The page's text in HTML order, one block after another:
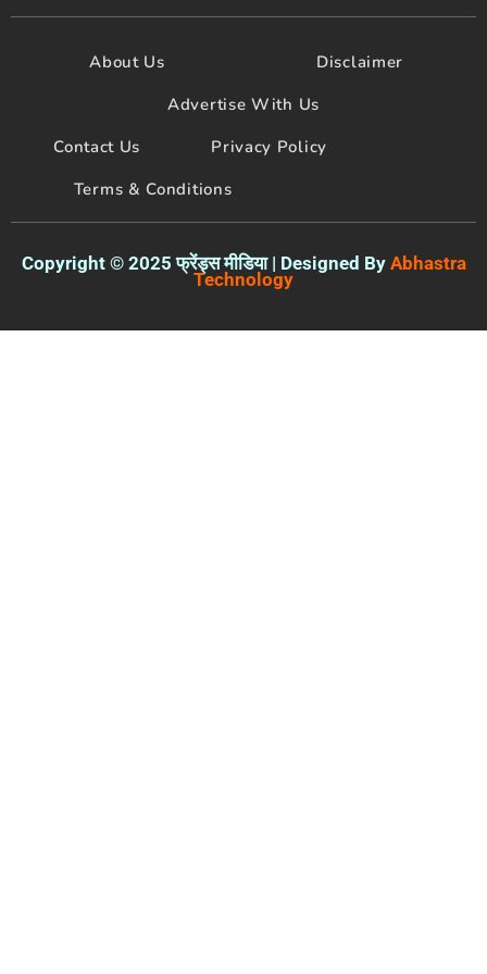
e
o
t
t
e
About Us
Disclaimer
Advertise With Us
Contact Us
Privacy Policy
Terms & Conditions
Copyright © 2025 फ्रेंड्स मीडिया | Designed By Abhastra
Technology